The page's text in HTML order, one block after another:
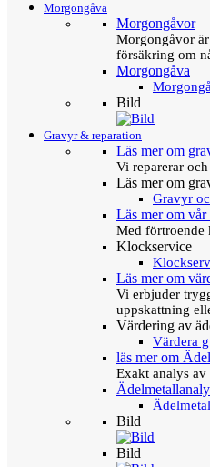
Morgongåva
Morgongåvor
Morgongåvor
försäkring om
Morgongåva
Bild
Gravyr & reparation
Läs mer om
Vi reparerar
Läs mer om
Gravyr
Läs mer om
Med förtroende
Klockservice
Läs mer om
Vi erbjuder
uppskattning
Värdering av
Värdera
läs mer om
Exakt analys
Bild
Bild